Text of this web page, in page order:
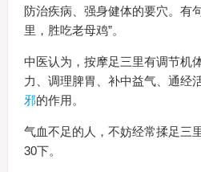
防治疾病、强身健体的要穴。有
里，胜吃老母鸡”。
中医认为，按摩足三里有调节机
力、调理脾胃、补中益气、通经
邪的作用。
气血不足的人，不妨经常揉足三
30下。